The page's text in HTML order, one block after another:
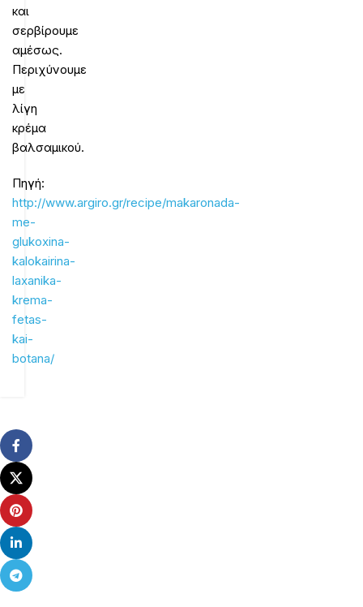
και
σερβίρουμε
αμέσως.
Περιχύνουμε
με
λίγη
κρέμα
βαλσαμικού.
Πηγή:
http://www.argiro.gr/recipe/makaronada-
me-
glukoxina-
kalokairina-
laxanika-
krema-
fetas-
kai-
botana/